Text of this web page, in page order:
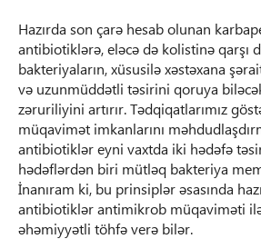
Hazırda son çarə hesab olunan
antibiotiklərə, eləcə də kolistinə qarşı
bakteriyaların, xüsusilə xəstəxana
və uzunmüddətli təsirini qoruya
zəruriliyini artırır. Tədqiqatlarımız
müqavimət imkanlarını
antibiotiklər eyni vaxtda iki hədəfə
hədəflərdən biri mütləq bakteriya
İnanıram ki, bu prinsiplər əsasında
antibiotiklər antimikrob müqaviməti
əhəmiyyətli töhfə verə bilər.